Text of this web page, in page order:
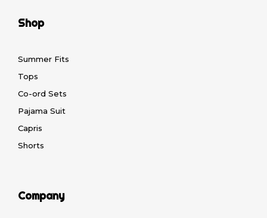
Shop
Summer Fits
Tops
Co-ord Sets
Pajama Suit
Capris
Shorts
Company